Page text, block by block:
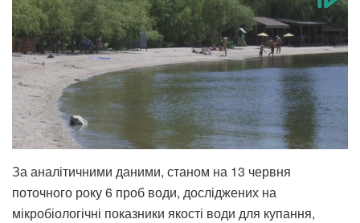
За аналітичними даними, станом на 13 червня
поточного року 6 проб води, досліджених на
мікробіологічні показники якості води для купання,